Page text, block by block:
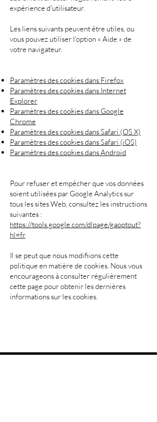
expérience d'utilisateur.
Les liens suivants peuvent être utiles, ou
vous pouvez utiliser l'option « Aide » de
votre navigateur.
Paramètres des cookies dans Firefox
Paramètres des cookies dans Internet
Explorer
Paramètres des cookies dans Google
Chrome
Paramètres des cookies dans Safari (OS X)
Paramètres des cookies dans Safari (iOS)
Paramètres des cookies dans Android
Pour refuser et empêcher que vos données
soient utilisées par Google Analytics sur
tous les sites Web, consultez les instructions
suivantes :
https://tools.google.com/dlpage/gaoptout?
hl=fr
Il se peut que nous modifiions cette
politique en matière de cookies. Nous vous
encourageons à consulter régulièrement
cette page pour obtenir les dernières
informations sur les cookies.